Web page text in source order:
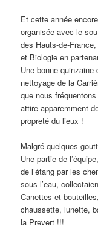
Et cette année
organisée avec le
des Hauts-de-
et Biologie en
Une bonne
nettoyage de la
que nous
attire apparemment
propreté du lieux !
Malgré quelques
Une partie de
de l’étang par les
sous l’eau,
Canettes et
chaussette, lunette,
la Prevert !!!